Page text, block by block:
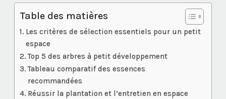
Table des matières
Les critères de sélection essentiels pour un petit
espace
Top 5 des arbres à petit développement
Tableau comparatif des essences
recommandées
Réussir la plantation et l’entretien en espace